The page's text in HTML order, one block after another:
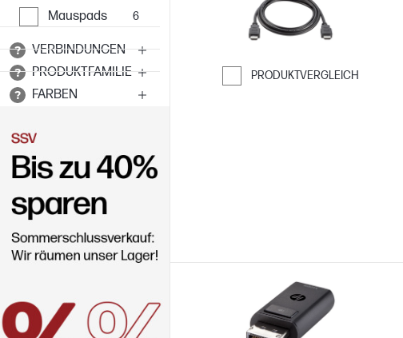
Mauspads 6
VERBINDUNGEN
PRODUKTFAMILIE
FARBEN
PRODUKTVERGLEICH